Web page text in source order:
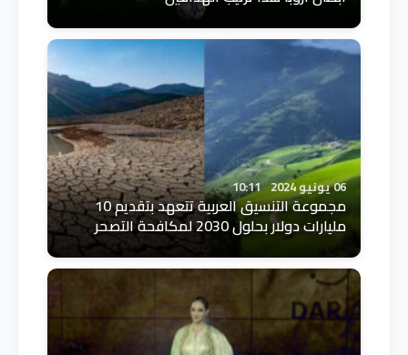
06 يونيو 2024 10:11
مجموعة التنسيق العربية تتعهد بتقديم 10
مليارات دولار بحلول 2030 لمكافحة التصحر